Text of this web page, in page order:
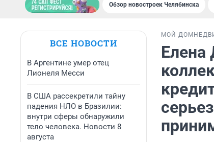
Обзор новостроек Челябинска
ВСЕ НОВОСТИ
В Аргентине умер отец
Лионеля Месси
В США рассекретили тайну
падения НЛО в Бразилии:
внутри сферы обнаружили
тело человека. Новости 8
августа
МОЙ ДОМ
Елена